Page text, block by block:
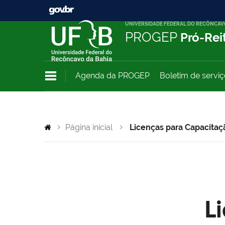
UNIVERSIDADE FEDERAL DO
PROGEP Pró-
Agenda da PROGEP Boletim de
Página inicial Licenças para